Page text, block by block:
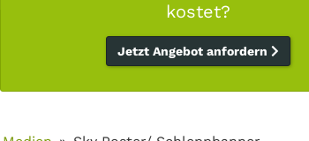
kostet?
Jetzt Angebot anfordern